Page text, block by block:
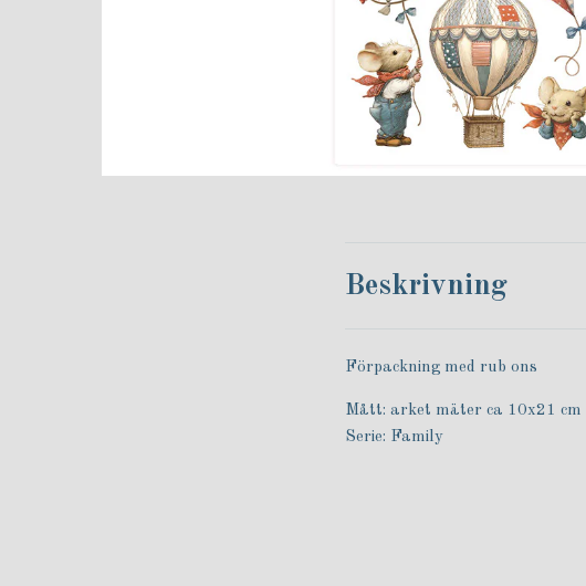
Beskrivning
Förpackning med rub ons
Mått: arket mäter ca 10x21 cm
Serie: Family